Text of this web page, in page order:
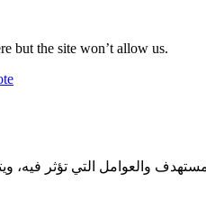
but the site won’t allow us.